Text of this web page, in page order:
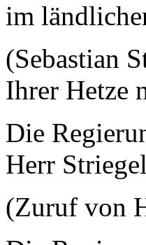
im
(Sebastian
Ihrer Hetze
Die
Herr
(Zuruf von